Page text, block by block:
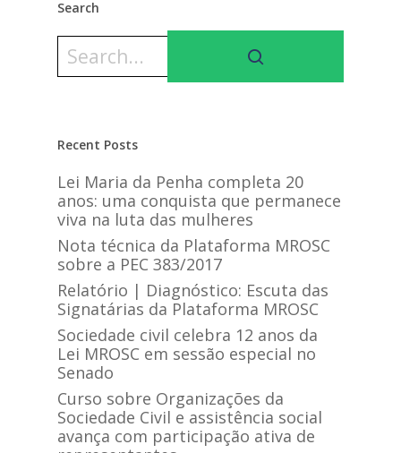
Search
Recent Posts
Lei Maria da Penha completa 20
anos: uma conquista que permanece
viva na luta das mulheres
Nota técnica da Plataforma MROSC
sobre a PEC 383/2017
Relatório | Diagnóstico: Escuta das
Signatárias da Plataforma MROSC
Sociedade civil celebra 12 anos da
Lei MROSC em sessão especial no
Senado
Curso sobre Organizações da
Sociedade Civil e assistência social
avança com participação ativa de